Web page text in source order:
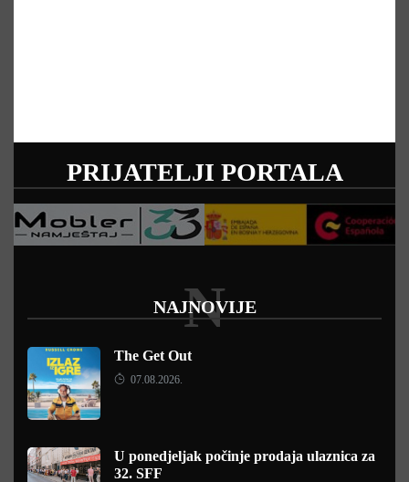
PRIJATELJI PORTALA
NAJNOVIJE
N
The Get Out
07.08.2026.
U ponedjeljak počinje prodaja ulaznica za
32. SFF